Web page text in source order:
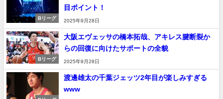
Bリーグ
目ポイント！
2025年9月28日
Bリーグ
大阪エヴェッサの橋本拓哉、アキレス腱断裂か
らの回復に向けたサポートの全貌
2025年9月28日
渡邊雄太の千葉ジェッツ2年目が楽しみすぎる
www